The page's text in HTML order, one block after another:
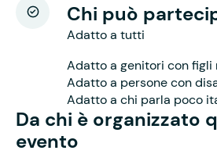
Chi può
Adatto a tutti
Adatto a genitori con figli
Adatto a persone con
Adatto a chi parla poco
Da chi è organizzato
evento